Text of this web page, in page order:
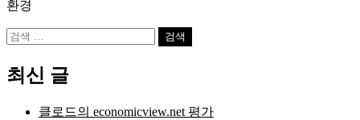
환경
검
최신 글
클로드의 economicview.net 평가